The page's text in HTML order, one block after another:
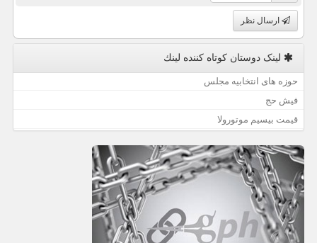
ارسال نظر
لینک دوستان كوتاه كننده لینك
حوزه های انتخابیه مجلس
فیش حج
قیمت بیسیم موتورولا